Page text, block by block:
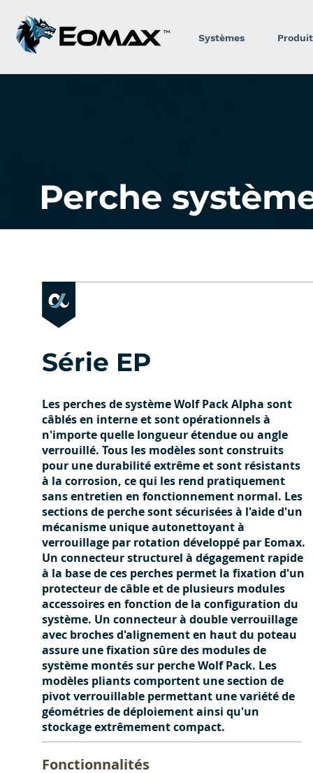
Systèmes
Perche
Série EP
Les perches de système Wolf Pack Alpha sont
câblés en interne et sont opérationnels à
n'importe quelle longueur étendue ou angle
verrouillé. Tous les modèles sont construits
pour une durabilité extrême et sont résistants
à la corrosion, ce qui les rend pratiquement
sans entretien en fonctionnement normal. Les
sections de perche sont sécurisées à l'aide d'un
mécanisme unique autonettoyant à
verrouillage par rotation développé par Eomax.
Un connecteur structurel à dégagement rapide
à la base de ces perches permet la fixation d'un
protecteur de câble et de plusieurs modules
accessoires en fonction de la configuration du
système. Un connecteur à double verrouillage
avec broches d'alignement en haut du poteau
assure une fixation sûre des modules de
système montés sur perche Wolf Pack. Les
modèles pliants comportent une section de
pivot verrouillable permettant une variété de
géométries de déploiement ainsi qu'un
stockage extrêmement compact.
Fonctionnalités